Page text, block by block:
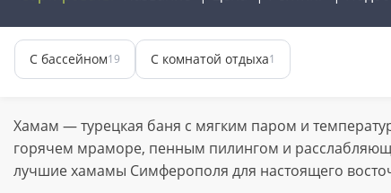
С бассейном19 С комнатой отдыха1
Хамам — турецкая баня с мягким паром и
горячем мраморе, пенным пилингом и
лучшие хамамы Симферополя для настоящего